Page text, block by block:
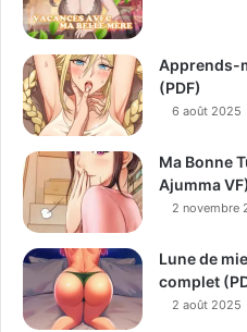
Apprends-
(PDF)
6 août 2025
Ma Bonne
Ajumma
2 novembre
Lune de
complet
2 août 2025